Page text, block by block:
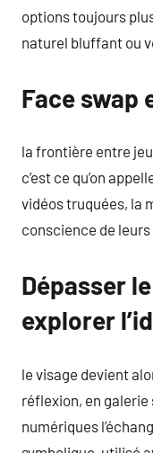
options toujours
naturel bluffant ou
Face swap
la frontière entre
c’est ce qu’on
vidéos truquées, la
conscience de
Dépasser
explorer
le visage devient
réflexion, en galerie
numériques